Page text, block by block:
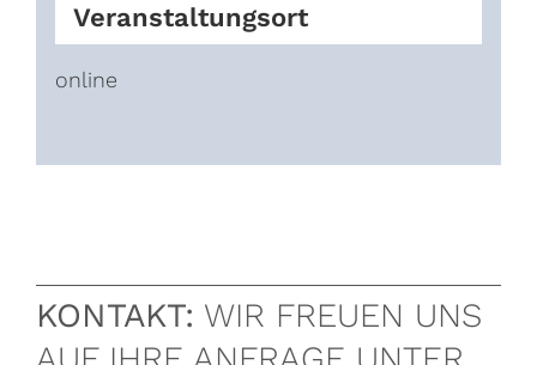
Veranstaltungsort
online
KONTAKT: WIR FREUEN UNS